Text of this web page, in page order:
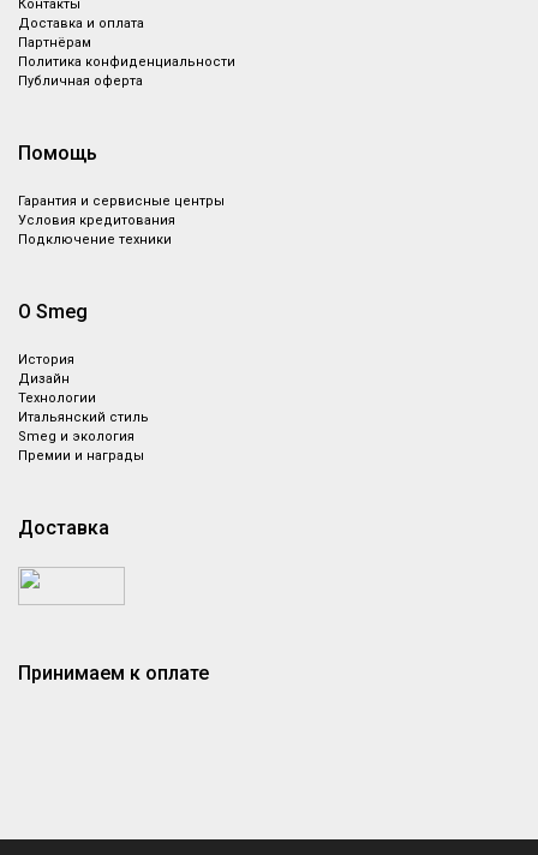
Контакты
Доставка и оплата
Партнёрам
Политика конфиденциальности
Публичная оферта
Помощь
Гарантия и сервисные центры
Условия кредитования
Подключение техники
О Smeg
История
Дизайн
Технологии
Итальянский стиль
Smeg и экология
Премии и награды
Доставка
Принимаем к оплате